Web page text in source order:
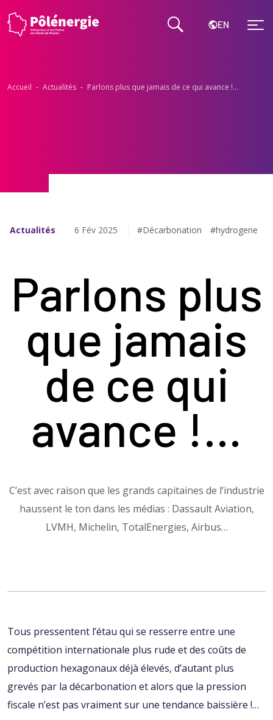
EN
Accueil - Actualités - Parlons plus que jamais de ce qui avance !…
Actualités 6 Fév 2025 #Décarbonation #hydrogene
Parlons plus
que jamais
de ce qui
avance !…
C’est avec raison que les grands capitaines de l’industrie
haussent le ton dans les médias : Dassault Aviation,
LVMH, Michelin, TotalEnergies, Airbus…
Tous pressentent l’étau qui se resserre entre une
compétition internationale plus rude et des coûts de
production hexagonaux déjà élevés, d’autant plus
grevés par la décarbonation et alors que la pression
fiscale n’est pas vraiment sur une tendance baissière !…